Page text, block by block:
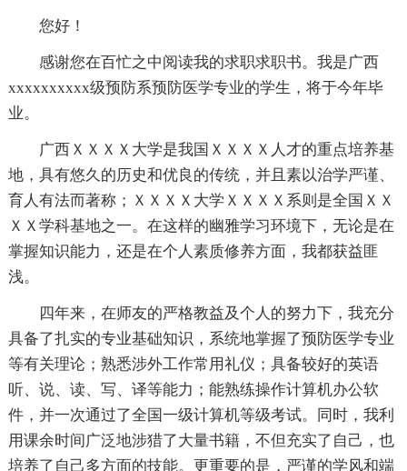
您好！
感谢您在百忙之中阅读我的求职求职书。我是广西
xxxxxxxxxx级预防系预防医学专业的学生，将于今年毕
业。
广西ＸＸＸＸ大学是我国ＸＸＸＸ人才的重点培养基
地，具有悠久的历史和优良的传统，并且素以治学严谨、
育人有法而著称；ＸＸＸＸ大学ＸＸＸＸ系则是全国ＸＸ
ＸＸ学科基地之一。在这样的幽雅学习环境下，无论是在
掌握知识能力，还是在个人素质修养方面，我都获益匪
浅。
四年来，在师友的严格教益及个人的努力下，我充分
具备了扎实的专业基础知识，系统地掌握了预防医学专业
等有关理论；熟悉涉外工作常用礼仪；具备较好的英语
听、说、读、写、译等能力；能熟练操作计算机办公软
件，并一次通过了全国一级计算机等级考试。同时，我利
用课余时间广泛地涉猎了大量书籍，不但充实了自己，也
培养了自己多方面的技能。更重要的是，严谨的学风和端